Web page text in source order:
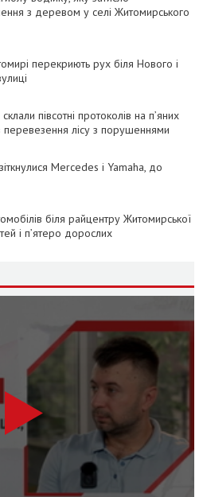
з деревом у селі Житомирського
перекриють рух біля Нового і
півсотні протоколів на пʼяних
перевезення лісу з порушеннями
Mercedes і Yamaha, до
біля райцентру Житомирської
і пʼятеро дорослих